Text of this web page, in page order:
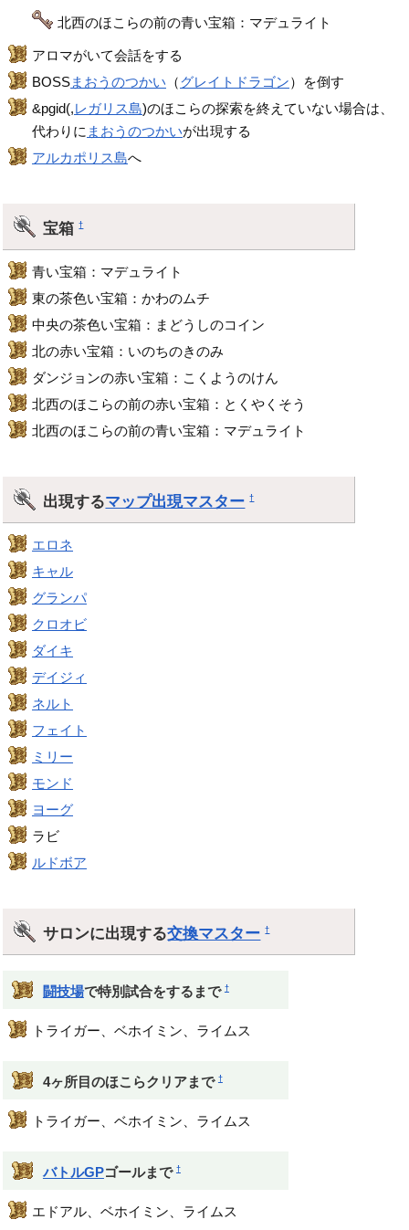
北西のほこらの前の青い宝箱：マデュライト
アロマがいて会話をする
BOSSまおうのつかい （グレイトドラゴン）を倒す
&pgid(,レガリス島)のほこらの探索を終えていない場合は、
代わりに まおうのつかいが出現する
アルカポリス島へ
宝箱†
青い宝箱：マデュライト
東の茶色い宝箱：かわのムチ
中央の茶色い宝箱：まどうしのコイン
北の赤い宝箱：いのちのきのみ
ダンジョンの赤い宝箱：こくようのけん
北西のほこらの前の赤い宝箱：とくやくそう
北西のほこらの前の青い宝箱：マデュライト
出現するマップ出現マスター †
エロネ
キャル
グランパ
クロオビ
ダイキ
デイジィ
ネルト
フェイト
ミリー
モンド
ヨーグ
ラビ
ルドボア
サロンに出現する交換マスター †
闘技場で特別試合をするまで †
トライガー、ベホイミン、ライムス
4ヶ所目のほこらクリアまで †
トライガー、ベホイミン、ライムス
バトルGPゴールまで †
エドアル、ベホイミン、ライムス